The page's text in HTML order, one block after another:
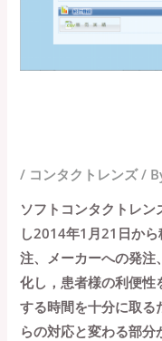
/ コンタクトレンズ/
ソフトコンタクトレ
し2014年1月21日か
注、メーカーへの発
化し，患者様の利便
する時間を十分に取
らの対応と変わる部